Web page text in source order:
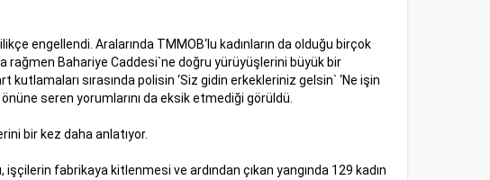
engellendi. Aralarında TMMOB‘lu kadınların da olduğu birçok
rağmen Bahariye Caddesi`ne doğru yürüyüşlerini büyük bir
kutlamaları sırasında polisin ‘Siz gidin erkekleriniz gelsin` ‘Ne işin
seren yorumlarını da eksik etmediği görüldü.
bir kez daha anlatıyor.
fabrikaya kitlenmesi ve ardından çıkan yangında 129 kadın